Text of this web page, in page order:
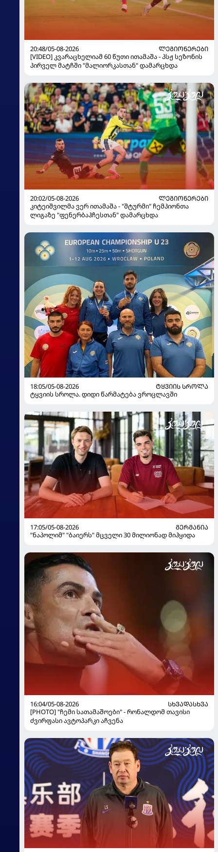
20:48/05-08-2026
ᲚᲔᲒᲘᲝᲜᲔᲠᲔᲑᲘ
[VIDEO] კვარაცხელიამ 60 წუთი ითამაშა - პსჟ სეზონის
პირველ მატჩში "მალიორკასთან" დამარცხდა
20:02/05-08-2026
ᲚᲔᲒᲘᲝᲜᲔᲠᲔᲑᲘ
კიტეიშვილმა ვერ ითამაშა - "შტურმი" ჩემპიონთა
ლიგაზე "ფენერბაჰჩესთან" დამარცხდა
18:05/05-08-2026
ᲢᲧᲕᲘᲘᲡ ᲡᲠᲝᲚᲐ
ტყვიის სროლა. დიდი წარმატება ვროცლავში
17:05/05-08-2026
ᲒᲔᲠᲛᲐᲜᲘᲐ
"ნაპოლიმ" "ბაიერს" მცველი 30 მილიონად მიჰყიდა
16:04/05-08-2026
ᲡᲮᲕᲐᲓᲐᲡᲮᲕᲐ
[PHOTO] "ჩემი სათამაშოები" - რონალდომ თავისი
ძვირფასი ავტოპარკი აჩვენა